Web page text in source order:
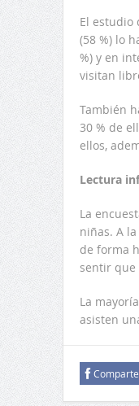
El estudio
(58 %) lo
%) y en
visitan
También
30 % de
ellos,
Lectura
La
niñas. A
de forma
sentir que
La
asisten
Comparte